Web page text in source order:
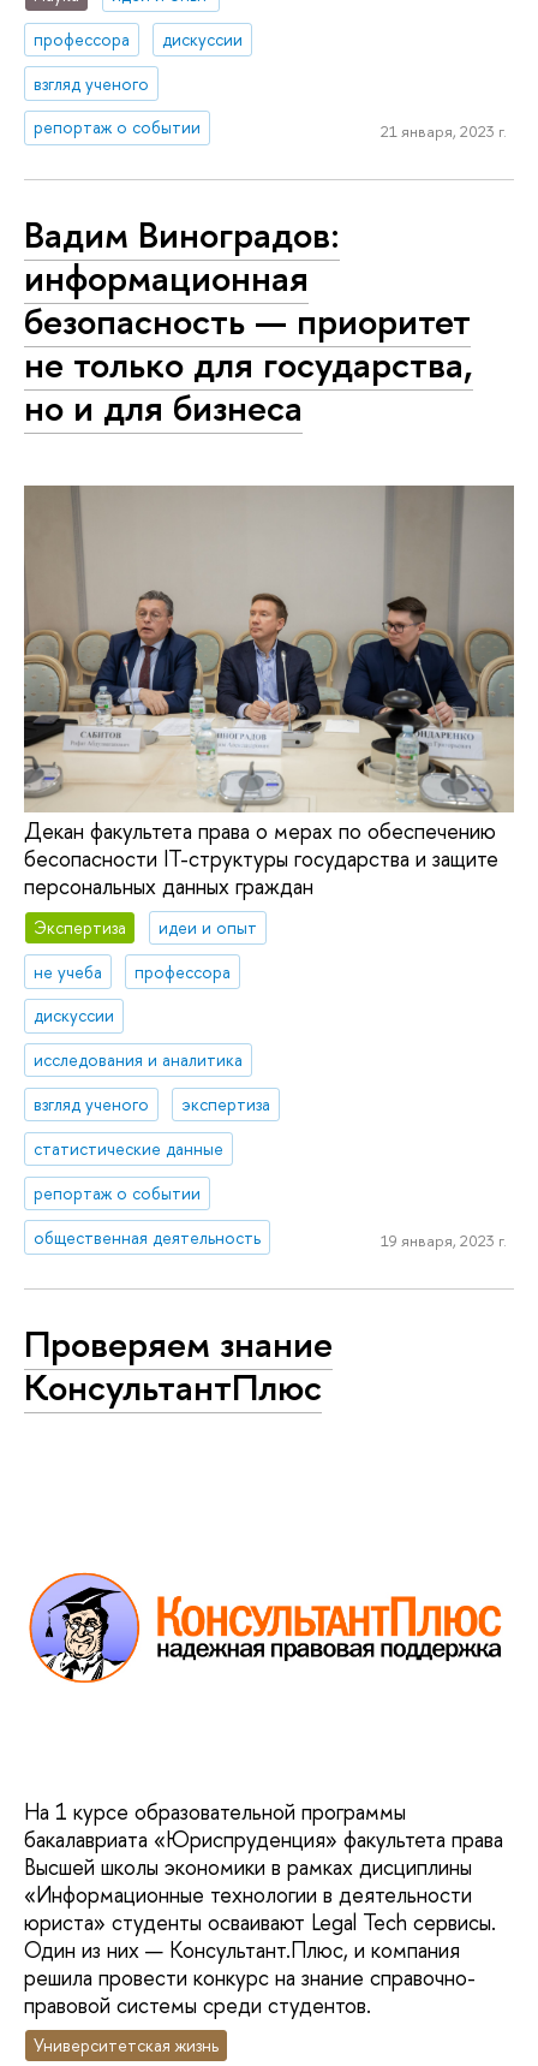
профессора
дискуссии
взгляд ученого
репортаж о событии
21 января, 2023 г.
Вадим Виноградов:
информационная
безопасность — приоритет
не только для государства,
но и для бизнеса
Декан факультета права о мерах по обеспечению
бесопасности IT-структуры государства и защите
персональных данных граждан
Экспертиза
идеи и опыт
не учеба
профессора
дискуссии
исследования и аналитика
взгляд ученого
экспертиза
статистические данные
репортаж о событии
общественная деятельность
19 января, 2023 г.
Проверяем знание
КонсультантПлюс
На 1 курсе образовательной программы
бакалавриата «Юриспруденция» факультета права
Высшей школы экономики в рамках дисциплины
«Информационные технологии в деятельности
юриста» студенты осваивают Legal Tech сервисы.
Один из них — Консультант.Плюс, и компания
решила провести конкурс на знание справочно-
правовой системы среди студентов.
Университетская жизнь